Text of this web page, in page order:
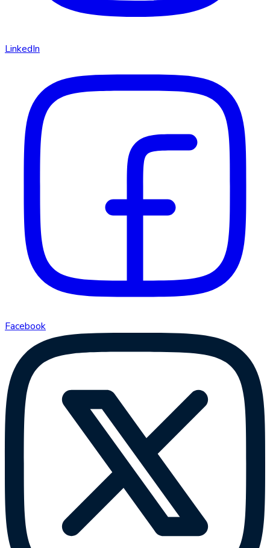
LinkedIn
Facebook